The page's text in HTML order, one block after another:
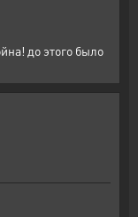
до этого было